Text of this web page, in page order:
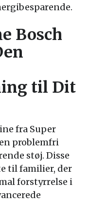
Bosch
til Dit
fra Super
problemfri
støj. Disse
til familier, der
forstyrrelse i